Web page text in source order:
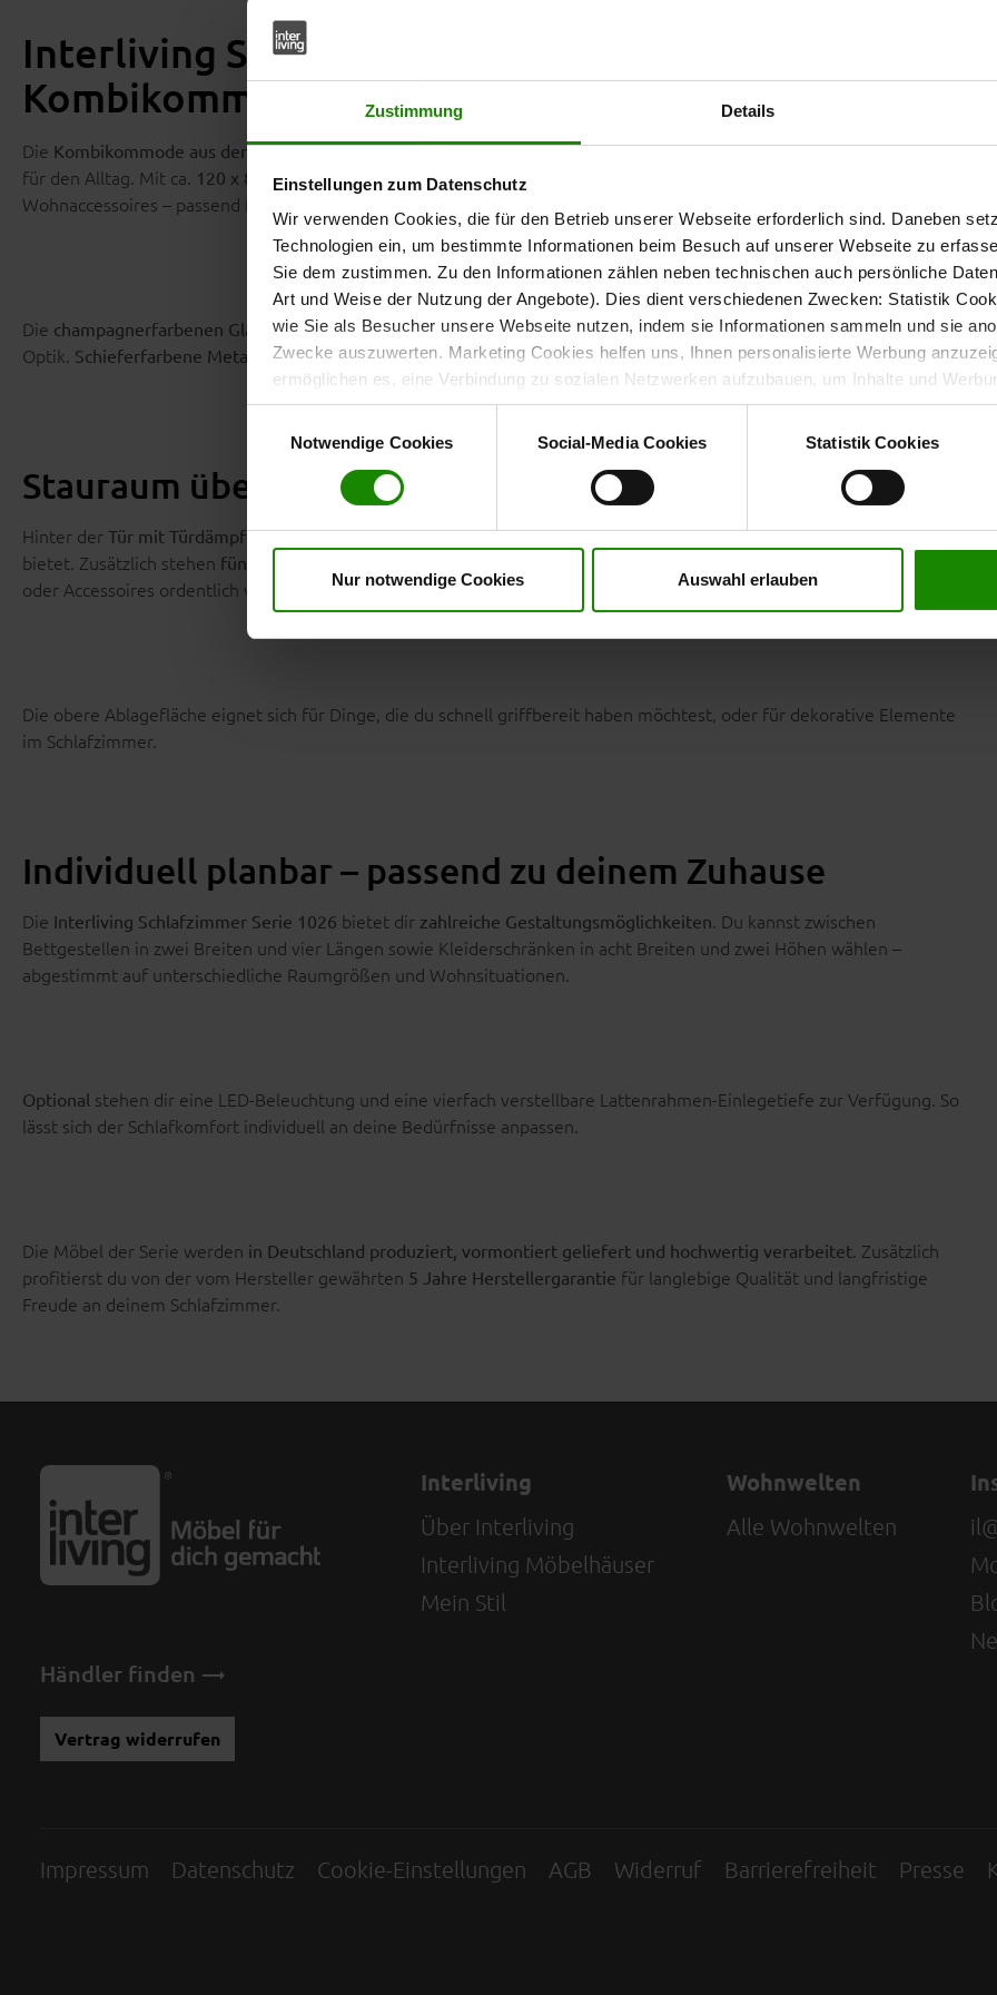
Zustimmung Details
Einstellungen zum Datenschutz
Wir verwenden Cookies, die für den Betrieb unserer Webseite erforderlich sind. Daneben
Technologien ein, um bestimmte Informationen beim Besuch auf unserer Webseite zu
Sie dem zustimmen. Zu den Informationen zählen neben technischen auch persönliche
Art und Weise der Nutzung der Angebote). Dies dient verschiedenen Zwecken: Statistik
wie Sie als Besucher unsere Webseite nutzen, indem sie Informationen sammeln und sie
Zwecke auszuwerten. Marketing Cookies helfen uns, Ihnen personalisierte Werbung
ermöglichen es, eine Verbindung zu sozialen Netzwerken aufzubauen, um Inhalte und
anzuzeigen. Sie können frei entscheiden, welche Kategorien sie neben den notwendigen
Klicken Sie auf „ Ablehnen “, wenn Sie nur notwendige Cookies zulassen wollen, oder auf „
erteilte Einwilligung jederzeit mit Wirkung für die Zukunft widerrufen. Für weitere
Notwendige Cookies
Social-Media Cookies Statistik Cookies
Nur notwendige Cookies Auswahl erlauben
Interliving Schlafzimmer Serie 1026 –
Kombikommode
Die Kombikommode aus der Interliving Schlafzimmer Serie 1026verbindet modernes Design mit praktischem Stauraum
für den Alltag. Mit ca. 120 x 86 x 43 cm (B/LxHxT)bietet sie viel Platz für Kleidung, Wäsche und weitere
Wohnaccessoires – passend für unterschiedlich große Schlafzimmer.
Die champagnerfarbenen Glasfrontenund der abgestimmteKorpus in Champagnersorgen für eine ruhige und elegante
Optik. Schieferfarbene Metallgriffesetzen dezente Akzente und ergänzen das harmonische Gesamtbild.
Stauraum übersichtlich organisiert
Hinter der Tür mit Türdämpfungbefindet sichein höhenverstellbarer Boden, der flexible Aufbewahrungsmöglichkeiten
bietet. Zusätzlich stehen fünf geräumige Schubladen
oder Accessoires ordentlich verstauen kannst.
Die obere Ablagefläche eignet sich für Dinge, die du schnell griffbereit haben möchtest, oder für dekorative Elemente
im Schlafzimmer.
Individuell planbar – passend zu deinem Zuhause
Die Interliving Schlafzimmer Serie 1026 bietet dir zahlreiche Gestaltungsmöglichkeiten. Du kannst zwischen
Bettgestellen in zwei Breiten und vier Längen sowie Kleiderschränken in acht Breiten und zwei Höhen wählen –
abgestimmt auf unterschiedliche Raumgrößen und Wohnsituationen.
Optional stehen dir eine LED-Beleuchtung und eine vierfach verstellbare Lattenrahmen-Einlegetiefe zur Verfügung. So
lässt sich der Schlafkomfort individuell an deine Bedürfnisse anpassen.
Die Möbel der Serie werden in Deutschland produziert, vormontiert geliefert und hochwertig verarbeitet. Zusätzlich
profitierst du von der vom Hersteller gewährten 5 Jahre Herstellergarantie für langlebige Qualität und langfristige
Freude an deinem Schlafzimmer.
Händler finden
Vertrag widerrufen
Interliving
Über Interliving
Interliving Möbelhäuser
Mein Stil
Wohnwelten
Alle Wohnwelten
Impressum Datenschutz Cookie-Einstellungen AGB Widerruf Barrierefreiheit Presse